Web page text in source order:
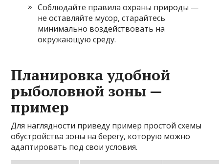
Соблюдайте правила охраны природы —
не оставляйте мусор, старайтесь
минимально воздействовать на
окружающую среду.
Планировка удобной
рыболовной зоны —
пример
Для наглядности приведу пример простой схемы
обустройства зоны на берегу, которую можно
адаптировать под свои условия.